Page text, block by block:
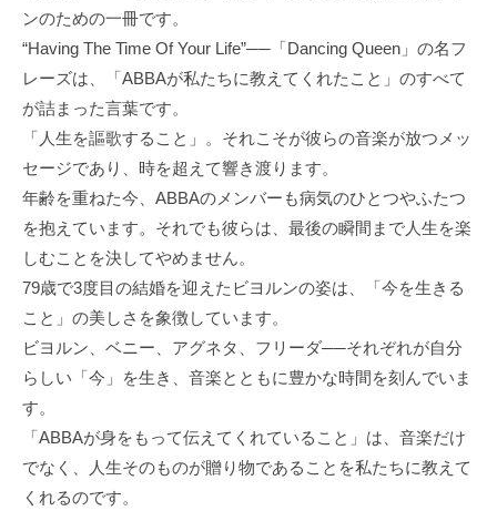
ンのための一冊です。
“Having The Time Of Your Life”── 「Dancing Queen」の名フ
レーズは、「ABBAが私たちに教えてくれたこと」のすべて
が詰まった言葉です。
「人生を謳歌すること」。それこそが彼らの音楽が放つメッ
セージであり、時を超えて響き渡ります。
年齢を重ねた今、ABBAのメンバーも病気のひとつやふたつ
を抱えています。それでも彼らは、最後の瞬間まで人生を楽
しむことを決してやめません。
79歳で3度目の結婚を迎えたビヨルンの姿は、「今を生きる
こと」の美しさを象徴しています。
ビヨルン、ベニー、アグネタ、フリーダ──それぞれが自分
らしい「今」を生き、音楽とともに豊かな時間を刻んでいま
す。
「ABBAが身をもって伝えてくれていること」は、音楽だけ
でなく、人生そのものが贈り物であることを私たちに教えて
くれるのです。